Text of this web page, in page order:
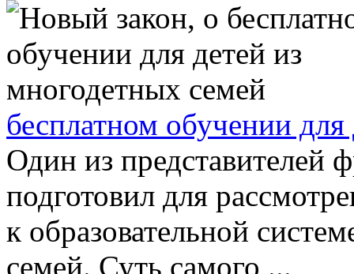
бесплатном обучении
Один из представителей
подготовил для
к образовательной
семей. Суть самого ...